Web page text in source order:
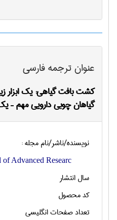
عنوان ترجمه فارسی
کشت بافت گیاهی: یک ابزار
گیاهان چوبی دارویی مهم –
نویسنده/ناشر/نام مجله :
Advanced Researc
سال انتشار
کد محصول
تعداد صفحات انگليسی